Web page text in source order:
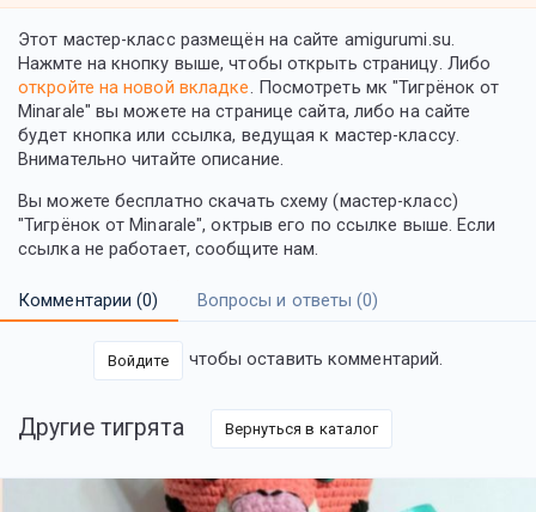
Этот мастер-класс размещён на сайте amigurumi.su.
Нажмте на кнопку выше, чтобы открыть страницу. Либо
откройте на новой вкладке. Посмотреть мк "Тигрёнок от
Minarale" вы можете на странице сайта, либо на сайте
будет кнопка или ссылка, ведущая к мастер-классу.
Внимательно читайте описание.
Вы можете бесплатно скачать схему (мастер-класс)
"Тигрёнок от Minarale", октрыв его по ссылке выше. Если
ссылка не работает, сообщите нам.
Комментарии (0) Вопросы и ответы (0)
Войдите чтобы оставить комментарий.
Другие тигрята Вернуться в каталог